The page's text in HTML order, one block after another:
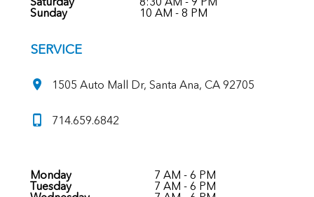
Sunday
10 AM - 8 PM
SERVICE
1505 Auto Mall Dr, Santa Ana, CA 92705
714.659.6842
Monday
7 AM - 6 PM
Tuesday
7 AM - 6 PM